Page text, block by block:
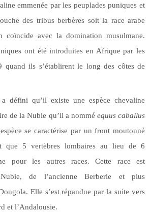
emmenée par les peuplades puniques et
des tribus berbères soit la race arabe
coïncide avec la domination musulmane.
ont été introduites en Afrique par les
quand ils s’établirent le long des côtes de
a défini qu’il existe une espèce chevaline
de la Nubie qu’il a nommé equus caballus
se caractérise par un front moutonné
que 5 vertèbres lombaires au lieu de 6
pour les autres races. Cette race est
de l’ancienne Berberie et plus
Elle s’est répandue par la suite vers
et l’Andalousie.